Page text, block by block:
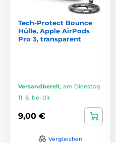
Tech-Protect Bounce
Hülle, Apple AirPods
Pro 3, transparent
Versandbereit, am Dienstag
11. 8. bei dir
9,00 €
Vergleichen